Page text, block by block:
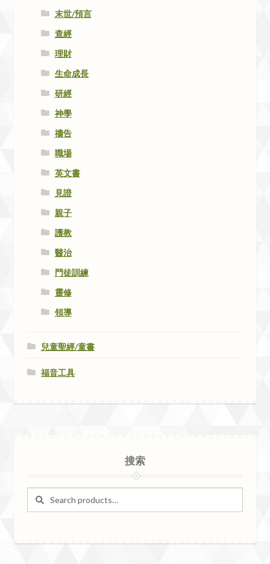
末世/預言
查經
理財
生命成長
研經
神學
禱告
職場
英文書
見證
親子
護教
醫治
門徒訓練
靈修
領導
兒童聖經/童書
福音工具
搜索